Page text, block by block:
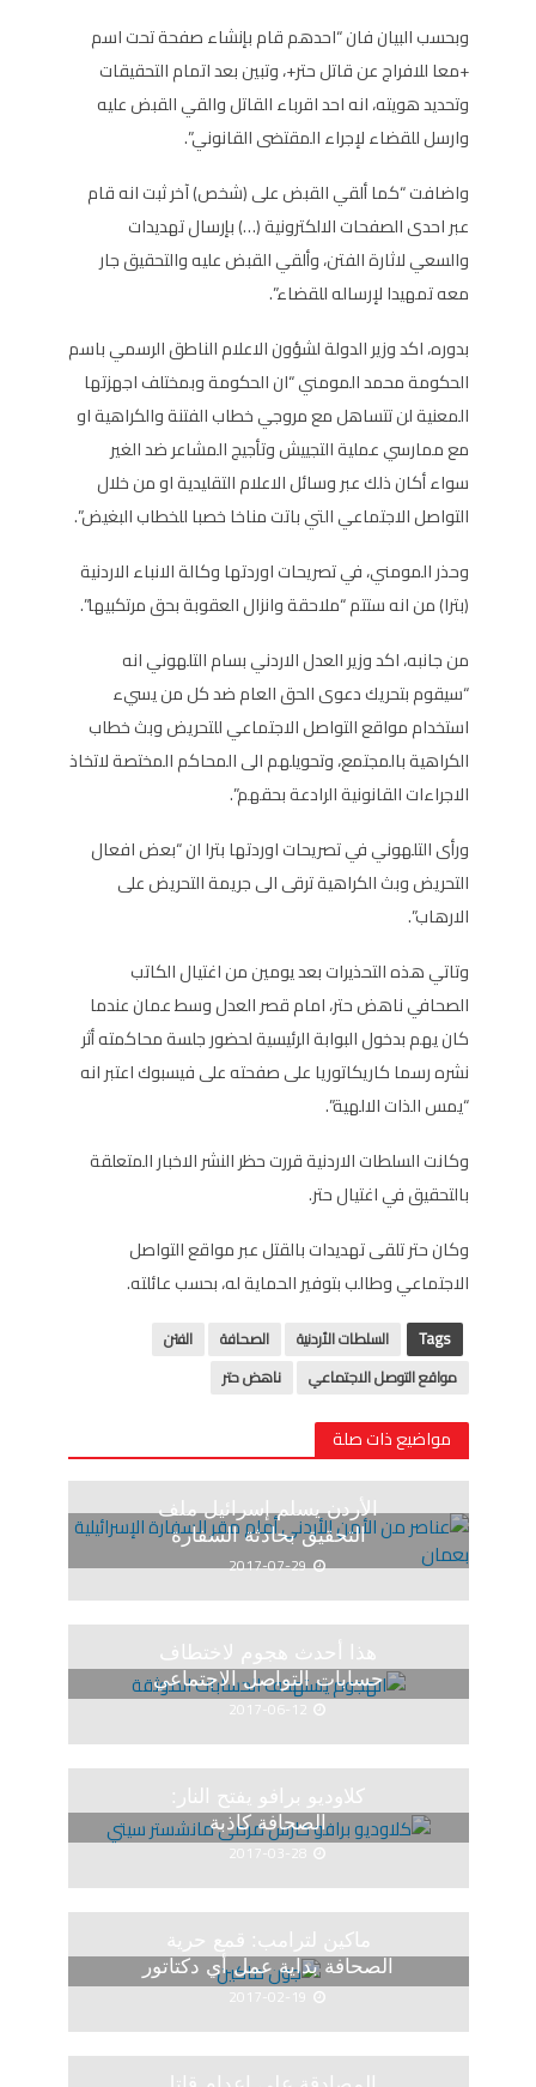
وبحسب البيان فان “احدهم قام بإنشاء صفحة تحت اسم
+معا للافراج عن قاتل حتر+، وتبين بعد اتمام التحقيقات
وتحديد هويته، انه احد اقرباء القاتل والقي القبض عليه
وارسل للقضاء لإجراء المقتضى القانوني”.
واضافت “كما ألقي القبض على (شخص) آخر ثبت انه قام
عبر احدى الصفحات الالكترونية (…) بإرسال تهديدات
والسعي لاثارة الفتن، وألقي القبض عليه والتحقيق جار
معه تمهيدا لإرساله للقضاء”.
بدوره، اكد وزير الدولة لشؤون الاعلام الناطق الرسمي باسم
الحكومة محمد المومني “ان الحكومة وبمختلف اجهزتها
المعنية لن تتساهل مع مروجي خطاب الفتنة والكراهية او
مع ممارسي عملية التجييش وتأجيج المشاعر ضد الغير
سواء أكان ذلك عبر وسائل الاعلام التقليدية او من خلال
التواصل الاجتماعي التي باتت مناخا خصبا للخطاب البغيض”.
وحذر المومني، في تصريحات اوردتها وكالة الانباء الاردنية
(بترا) من انه ستتم “ملاحقة وانزال العقوبة بحق مرتكبيها”.
من جانبه، اكد وزير العدل الاردني بسام التلهوني انه
“سيقوم بتحريك دعوى الحق العام ضد كل من يسيء
استخدام مواقع التواصل الاجتماعي للتحريض وبث خطاب
الكراهية بالمجتمع، وتحويلهم الى المحاكم المختصة لاتخاذ
الاجراءات القانونية الرادعة بحقهم”.
ورأى التلهوني في تصريحات اوردتها بترا ان “بعض افعال
التحريض وبث الكراهية ترقى الى جريمة التحريض على
الارهاب”.
وتاتي هذه التحذيرات بعد يومين من اغتيال الكاتب
الصحافي ناهض حتر، امام قصر العدل وسط عمان عندما
كان يهم بدخول البوابة الرئيسية لحضور جلسة محاكمته أثر
نشره رسما كاريكاتوريا على صفحته على فيسبوك اعتبر انه
“يمس الذات الالهية”.
وكانت السلطات الاردنية قررت حظر النشر الاخبار المتعلقة
بالتحقيق في اغتيال حتر.
وكان حتر تلقى تهديدات بالقتل عبر مواقع التواصل
الاجتماعي وطالب بتوفير الحماية له، بحسب عائلته.
Tags السلطات الأردنية الصحافة
الفتن
مواقع التوصل الاجتماعي
ناهض حتر
مواضيع ذات صلة
الأردن يسلم إسرائيل ملف
التحقيق بحادثة السفارة
2017-07-29
هذا أحدث هجوم لاختطاف
حسابات التواصل الاجتماعي
2017-06-12
كلاوديو برافو يفتح النار:
الصحافة كاذبة
2017-03-28
ماكين لترامب: قمع حرية
الصحافة بداية عمل أي دكتاتور
2017-02-19